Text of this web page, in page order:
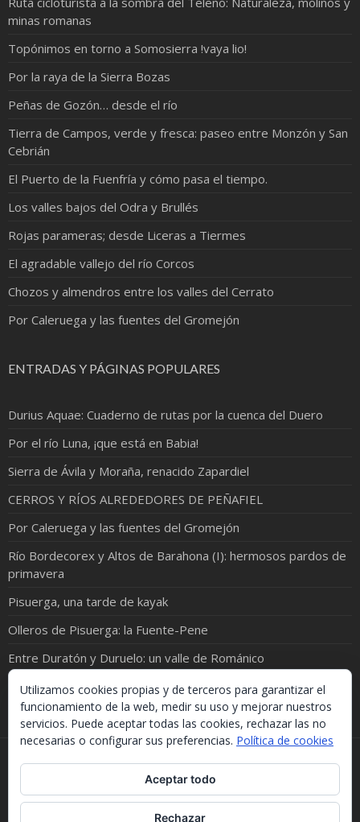
minas romanas
Topónimos en torno a Somosierra !vaya lio!
Por la raya de la Sierra Bozas
Peñas de Gozón… desde el río
Tierra de Campos, verde y fresca: paseo entre Monzón y San
Cebrián
El Puerto de la Fuenfría y cómo pasa el tiempo.
Los valles bajos del Odra y Brullés
Rojas parameras; desde Liceras a Tiermes
El agradable vallejo del río Corcos
Chozos y almendros entre los valles del Cerrato
Por Caleruega y las fuentes del Gromejón
ENTRADAS Y PÁGINAS POPULARES
Durius Aquae: Cuaderno de rutas por la cuenca del Duero
Por el río Luna, ¡que está en Babia!
Sierra de Ávila y Moraña, renacido Zapardiel
CERROS Y RÍOS ALREDEDORES DE PEÑAFIEL
Por Caleruega y las fuentes del Gromejón
Río Bordecorex y Altos de Barahona (I): hermosos pardos de
primavera
Pisuerga, una tarde de kayak
Olleros de Pisuerga: la Fuente-Pene
Entre Duratón y Duruelo: un valle de Románico
El alto Guareña y sus campiñas
Si necesitas algo de este blog puedes cogerlo, lo único
que te pido es que menciones la procedencia. Gracias.
Should you need something from this blog, just take it.
The only thing I'd ask you is to mention this site. Many
Utilizamos cookies propias y de terceros para garantizar el
funcionamiento de la web, medir su uso y mejorar nuestros
servicios. Puede aceptar todas las cookies, rechazar las no
necesarias o configurar sus preferencias. Política de cookies
Aceptar todo
Rechazar